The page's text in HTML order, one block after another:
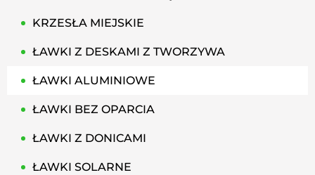
KRZESŁA MIEJSKIE
ŁAWKI Z DESKAMI Z TWORZYWA
ŁAWKI ALUMINIOWE
ŁAWKI BEZ OPARCIA
ŁAWKI Z DONICAMI
ŁAWKI SOLARNE